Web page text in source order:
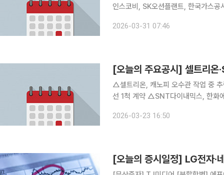
인스코비, SK오션플랜트, 한국가스
풀무원, 태경산업, 강원랜드, 영흥, 황
2026-03-31 07:46
[오늘의 주요공시] 셀트리온
△셀트리온, 캐노피 오수관 작업 중 추락사고 발생 △대한조선, 아프리카
선 1척 계약 △SNT다이내믹스, 한화에어로스페이스와 5105억 변속기조립체 공급계약 △효성티
2척 수주 △DYP, 양준규 신임 대
2026-03-23 16:50
[오늘의 증시일정] LG전자·